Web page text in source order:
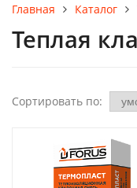
Главная Каталог
Теплая
Сортировать по: